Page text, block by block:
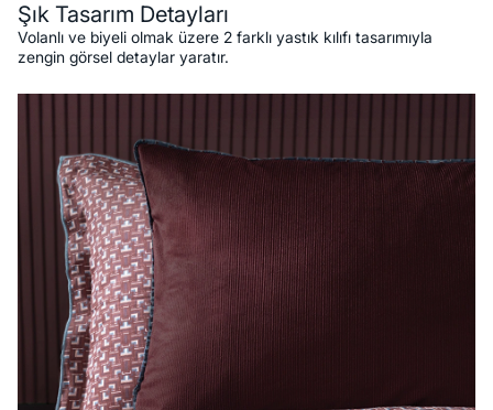
Şık Tasarım Detayları
Volanlı ve biyeli olmak üzere 2 farklı yastık kılıfı tasarımıyla
zengin görsel detaylar yaratır.